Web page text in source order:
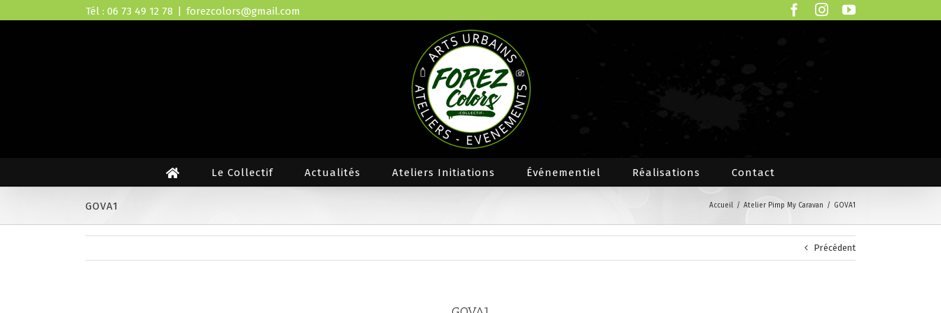
to
Tél : 06 73 49 12 78 | forezcolors@gmail.com Facebook
InstagramYouTube
Le Collectif Actualités Ateliers Initiations Événementiel Réalisations Contact
GOVA1 Accueil / Atelier Pimp My Caravan / GOVA1
Précédent